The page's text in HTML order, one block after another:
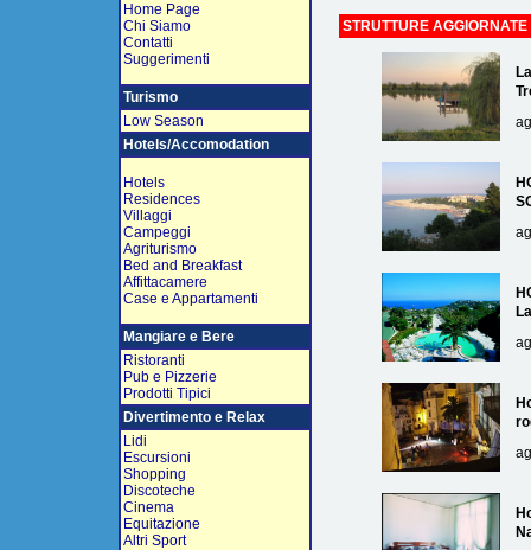
Home Page
Chi Siamo
Contatti
Suggerimenti
Turismo
Low Season
Hotels/Accomodation
Hotels
Residences
Villaggi
Campeggi
Agriturismo
Bed and Breakfast
Affittacamere
Case e Appartamenti
Mangiare e Bere
Ristoranti
Pub e Pizzerie
Prodotti Tipici
Divertimento e Relax
Lidi
Escursioni
Shopping
Discoteche
Cinema
Equitazione
Altri Sport
STRUTTURE